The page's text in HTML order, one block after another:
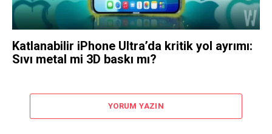
Katlanabilir iPhone Ultra’da kritik yol ayrımı:
Sıvı metal mi 3D baskı mı?
YORUM YAZIN